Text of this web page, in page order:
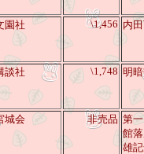
園社 \1,456 内
談社 \1,748 明
城会 非売品 第
館
雄